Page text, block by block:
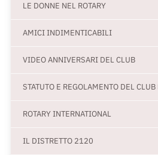
LE DONNE NEL ROTARY
AMICI INDIMENTICABILI
VIDEO ANNIVERSARI DEL CLUB
STATUTO E REGOLAMENTO DEL
ROTARY INTERNATIONAL
IL DISTRETTO 2120